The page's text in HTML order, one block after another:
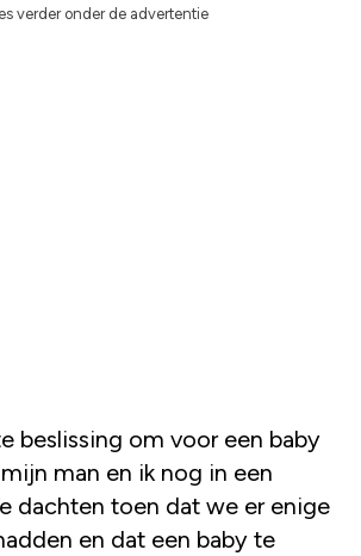
verder onder de advertentie
beslissing om voor een baby
man en ik nog in een
dachten toen dat we er enige
en dat een baby te